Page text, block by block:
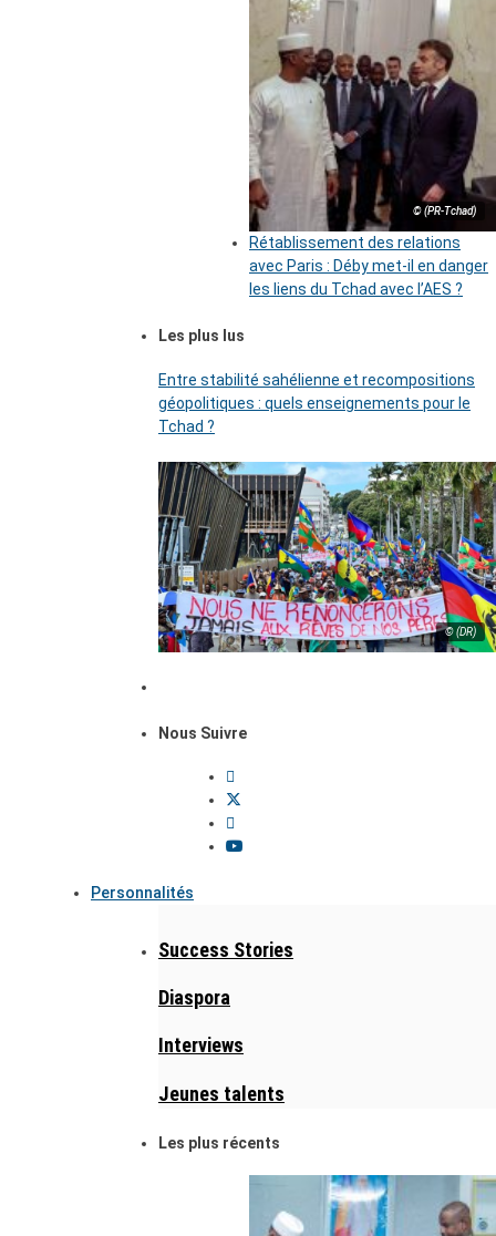
© (PR-Tchad)
Rétablissement des relations
avec Paris : Déby met-il en danger
les liens du Tchad avec l’AES ?
Les plus lus
Entre stabilité sahélienne et recompositions
géopolitiques : quels enseignements pour le
Tchad ?
© (DR)
Nous Suivre
Personnalités
Success Stories
Diaspora
Interviews
Jeunes talents
Les plus récents